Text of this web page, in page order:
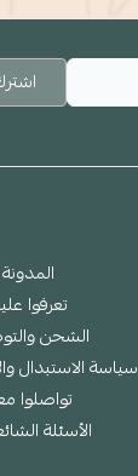
المدونة
تعرفوا
الشحن
سياسة الاستبدال
تواصلوا
الأسئلة